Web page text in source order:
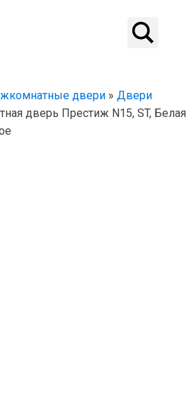
двери » Двери
дверь Престиж N15, ST, Белая